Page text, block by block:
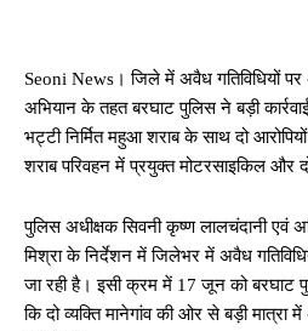
Seoni News। जिले में अवैध गतिविधियों
अभियान के तहत बरघाट पुलिस ने बड़ी
भट्टी निर्मित महुआ शराब के साथ दो
शराब परिवहन में प्रयुक्त मोटरसाइकिल और
पुलिस अधीक्षक सिवनी कृष्ण लालचंदानी एवं
मिश्रा के निर्देशन में जिलेभर में अवैध
जा रही है। इसी क्रम में 17 जून को बरघाट
कि दो व्यक्ति मानेगांव की ओर से बड़ी